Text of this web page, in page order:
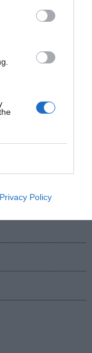
Privacy Policy
como
manteniendo
la equipación
del primer
de actualidad.